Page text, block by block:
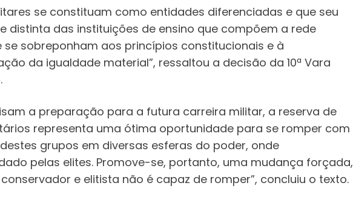
se constituam como entidades diferenciadas e que seu
distinta das instituições de ensino que compõem a rede
se sobreponham aos princípios constitucionais e à
da igualdade material”, ressaltou a decisão da 10ª Vara
a preparação para a futura carreira militar, a reserva de
representa uma ótima oportunidade para se romper com
grupos em diversas esferas do poder, onde
pelas elites. Promove-se, portanto, uma mudança forçada,
e elitista não é capaz de romper”, concluiu o texto.